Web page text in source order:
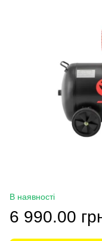
В наявності
6 990.00